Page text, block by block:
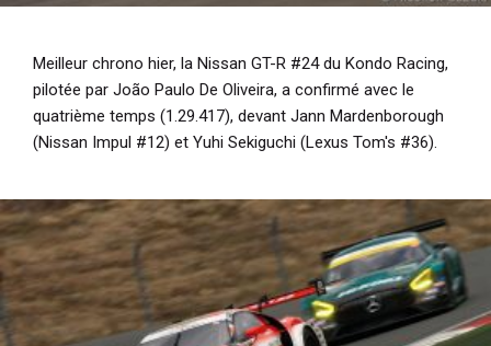
Meilleur chrono hier, la Nissan GT-R #24 du Kondo Racing,
pilotée par João Paulo De Oliveira, a confirmé avec le
quatrième temps (1.29.417), devant Jann Mardenborough
(Nissan Impul #12) et Yuhi Sekiguchi (Lexus Tom's #36).